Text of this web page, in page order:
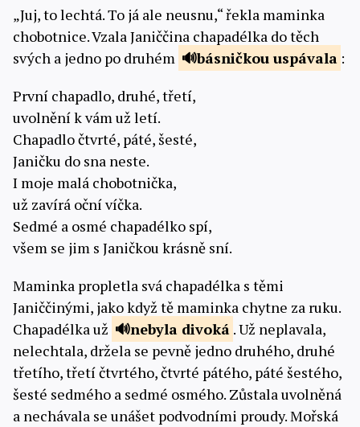
„Juj, to lechtá. To já ale neusnu,“ řekla maminka
chobotnice. Vzala Janiččina chapadélka do těch
svých a jedno po druhém
básničkou uspávala :
První chapadlo, druhé, třetí,
uvolnění k vám už letí.
Chapadlo čtvrté, páté, šesté,
Janičku do sna neste.
I moje malá chobotnička,
už zavírá oční víčka.
Sedmé a osmé chapadélko spí,
všem se jim s Janičkou krásně sní.
Maminka propletla svá chapadélka s těmi
Janiččinými, jako když tě maminka chytne za ruku.
Chapadélka už
nebyla divoká . Už neplavala,
nelechtala, držela se pevně jedno druhého, druhé
třetího, třetí čtvrtého, čtvrté pátého, páté šestého,
šesté sedmého a sedmé osmého. Zůstala uvolněná
a nechávala se unášet podvodními proudy. Mořská